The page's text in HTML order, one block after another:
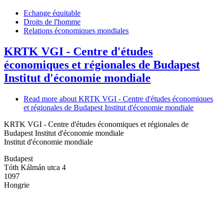
Echange équitable
Droits de l'homme
Relations économiques mondiales
KRTK VGI - Centre d'études
économiques et régionales de Budapest
Institut d'économie mondiale
Read more about KRTK VGI - Centre d'études économiques
et régionales de Budapest Institut d'économie mondiale
KRTK VGI - Centre d'études économiques et régionales de
Budapest Institut d'économie mondiale
Institut d'économie mondiale
Budapest
Tóth Kálmán utca 4
1097
Hongrie